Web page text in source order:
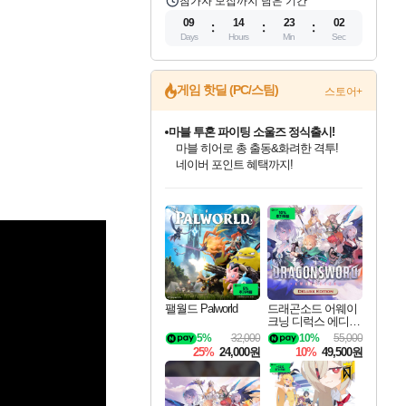
09
Days
14
Hours
23
Min
01
Sec
게임 핫딜 (PC/스팀) 스토어+
최대 90% 할인가를 만나보세요!
네이버혜택과 함께 만나보세요!
50%할인&추가 적립까지!
마블 투혼 파이팅 소울즈 정식출시!
마블 히어로 총 출동&화려한 격투!
네이버 포인트 혜택까지!
이니&베니 혜택까지!
네이버 혜택가와 함께 예약하세요!
할인&네이버혜택으로 만나보세요!
네이버페이 혜택과 만나보세요!
40주년 프로모션으로 만나보세요!
할인가에 만나보세요!
일부 에디션 상시 할인!
혜택으로 예약 판매 중
편안하게 충전하세요
팰월드 Palworld
32,000
5%
25% 24,000원
드래곤소드 어웨이
크닝 디럭스 에디션
DragonSword Awake
ning Deluxe Edition
55,000
10%
10% 49,500원